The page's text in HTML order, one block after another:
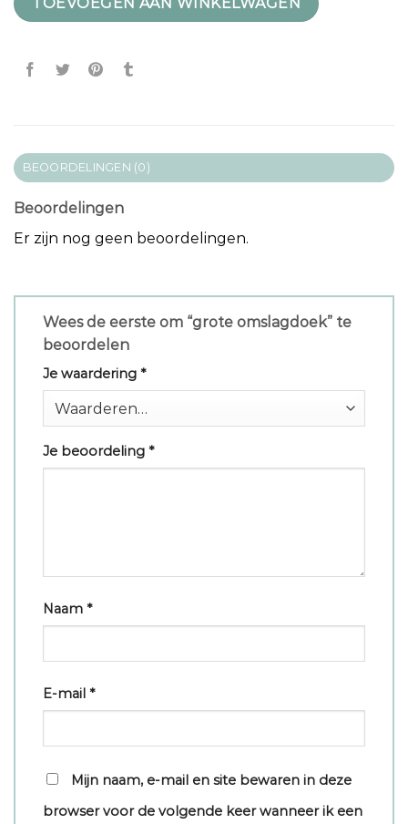
BEOORDELINGEN (0)
Beoordelingen
Er zijn nog geen beoordelingen.
Wees de eerste om “grote omslagdoek” te
beoordelen
Je waardering *
Je beoordeling *
Naam *
E-mail *
Mijn naam, e-mail en site bewaren in deze
browser voor de volgende keer wanneer ik een